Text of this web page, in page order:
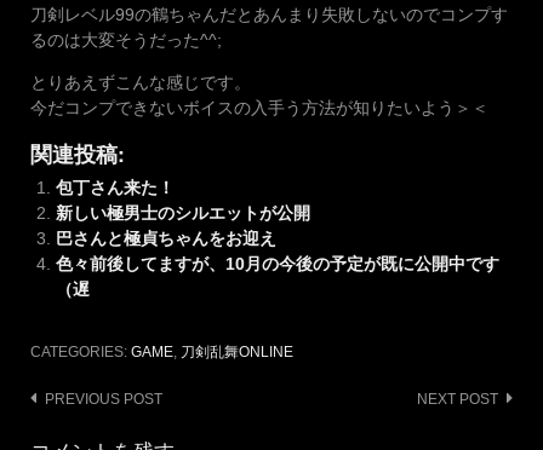
刀剣レベル99の鶴ちゃんだとあんまり失敗しないのでコンプす
るのは大変そうだった^^;
とりあえずこんな感じです。
今だコンプできないボイスの入手う方法が知りたいよう＞＜
関連投稿:
包丁さん来た！
新しい極男士のシルエットが公開
巴さんと極貞ちゃんをお迎え
色々前後してますが、10月の今後の予定が既に公開中です
（遅
CATEGORIES: GAME, 刀剣乱舞ONLINE
Post
navigation
PREVIOUS POST NEXT POST